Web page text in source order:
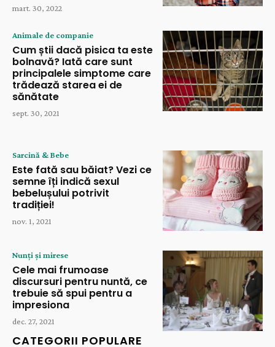
mart. 30, 2022
Animale de companie
Cum știi dacă pisica ta este
bolnavă? Iată care sunt
principalele simptome care
trădează starea ei de
sănătate
sept. 30, 2021
Sarcină & Bebe
Este fată sau băiat? Vezi ce
semne îți indică sexul
bebelușului potrivit
tradiției!
nov. 1, 2021
Nunți și mirese
Cele mai frumoase
discursuri pentru nuntă, ce
trebuie să spui pentru a
impresiona
dec. 27, 2021
CATEGORII POPULARE